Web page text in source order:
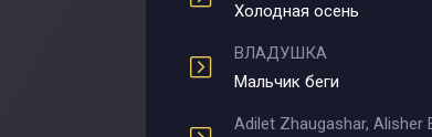
Холодная осень
ВЛАДУШКА
Мальчик беги